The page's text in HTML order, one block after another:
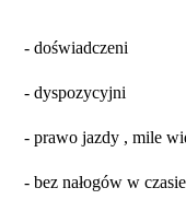
- doświadczeni
- dyspozycyjni
- prawo jazdy , mile
- bez nałogów w